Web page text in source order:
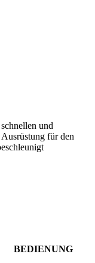
und
für den
BEDIENUNG